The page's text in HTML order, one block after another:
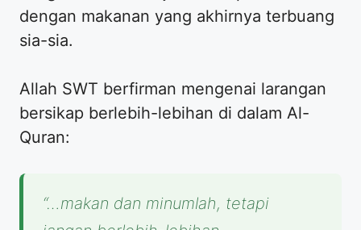
dengan makanan yang akhirnya terbuang
sia-sia.
Allah SWT berfirman mengenai larangan
bersikap berlebih-lebihan di dalam Al-
Quran:
“…makan dan minumlah, tetapi